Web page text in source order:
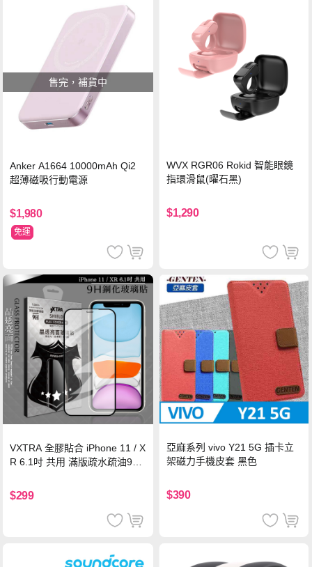
售完，補貨中
Anker A1664 10000mAh Qi2
超薄磁吸行動電源
$1,980
免運
WVX RGR06 Rokid 智能眼鏡
指環滑鼠(曜石黑)
$1,290
VXTRA 全膠貼合 iPhone 11 / X
R 6.1吋 共用 滿版疏水疏油9H
$299
亞麻系列 vivo Y21 5G 插卡立
架磁力手機皮套 黑色
$390